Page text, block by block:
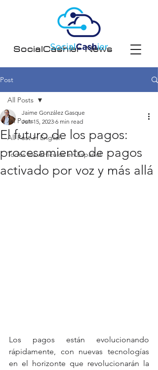
SocialCashier News
Post
All Posts
All Post in English
Todos los Artículos en Español
All Posts
El futuro de los pagos:
procesamiento de pagos
activado por voz y más allá
Jaime González Gasque
Jun 15, 2023 6 min read
Los pagos están evolucionando
rápidamente, con nuevas tecnologías
en el horizonte que revolucionarán la